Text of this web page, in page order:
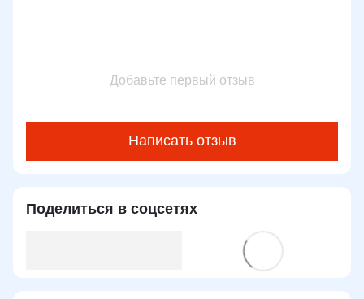
Добавьте первый отзыв
Написать отзыв
Поделиться в соцсетях